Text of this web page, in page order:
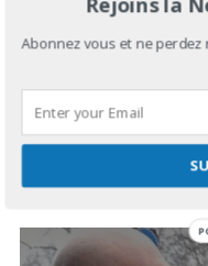
JANVIER
Abonnez vous et ne